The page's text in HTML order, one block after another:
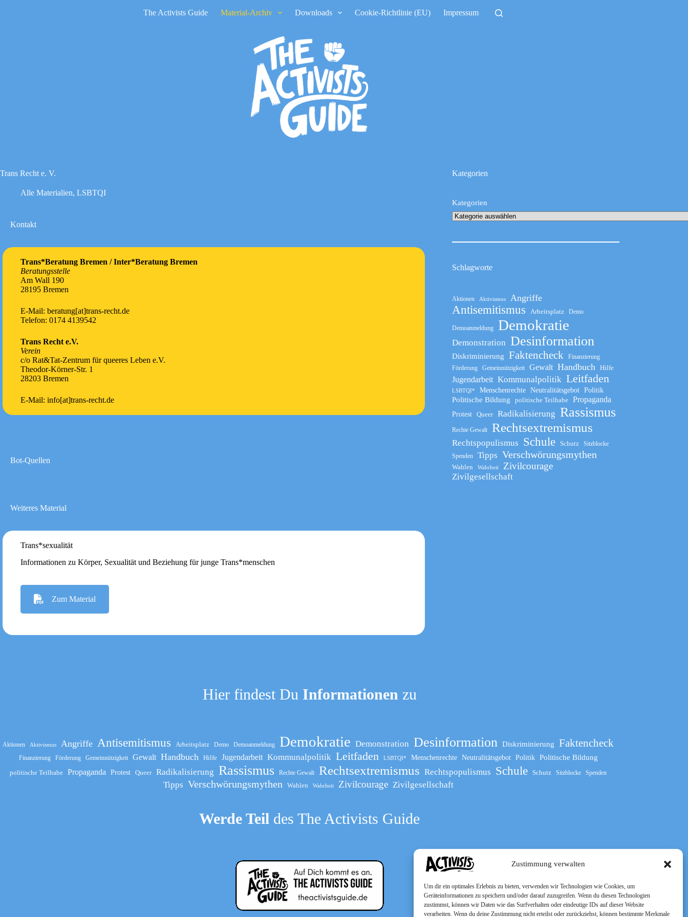
Zustimmung verwalten
Um dir ein optimales Erlebnis zu bieten, verwenden wir Technologien wie Cookies, um
Geräteinformationen zu speichern und/oder darauf zuzugreifen. Wenn du diesen Technologien
zustimmst, können wir Daten wie das Surfverhalten oder eindeutige IDs auf dieser Website
verarbeiten. Wenn du deine Zustimmung nicht erteilst oder zurückziehst, können bestimmte Merkmale
The Activists Guide Material-Archiv Downloads Cookie-Richtlinie (EU) Impressum
Trans Recht e. V.
Alle Materialien, LSBTQI
Kontakt
Trans*Beratung Bremen / Inter*Beratung Bremen
Beratungsstelle
Am Wall 190
28195 Bremen
E-Mail: beratung[at]trans-recht.de
Telefon: 0174 4139542
Trans Recht e.V.
Verein
c/o Rat&Tat-Zentrum für queeres Leben e.V.
Theodor-Körner-Str. 1
28203 Bremen
E-Mail: info[at]trans-recht.de
Bot-Quellen
Weiteres Material
Trans*sexualität
Informationen zu Körper, Sexualität und Beziehung für junge Trans*menschen
Zum Material
Kategorien
Kategorien
Schlagworte
Aktionen Aktivismus Angriffe
Antisemitismus Arbeitsplatz Demo
Demoanmeldung Demokratie
Demonstration Desinformation
Diskriminierung Faktencheck
Finanzierung
Förderung
Gemeinnützigkeit Gewalt Handbuch Hilfe
Jugendarbeit Kommunalpolitik Leitfaden
LSBTQI* Menschenrechte Neutralitätsgebot Politik
Politische Bildung politische Teilhabe Propaganda
Protest Queer Radikalisierung Rassismus
Rechte Gewalt Rechtsextremismus
Rechtspopulismus Schule Schutz
Sitzblocke
Spenden
Tipps Verschwörungsmythen
Wahlen Wahrheit Zivilcourage
Zivilgesellschaft
Hier findest Du Informationen zu
Aktionen Aktivismus Angriffe Antisemitismus Arbeitsplatz Demo Demoanmeldung Demokratie Demonstration Desinformation Diskriminierung Faktencheck
Finanzierung Förderung Gemeinnützigkeit Gewalt Handbuch Hilfe Jugendarbeit Kommunalpolitik Leitfaden LSBTQI* Menschenrechte Neutralitätsgebot Politik Politische Bildung
politische Teilhabe Propaganda Protest Queer Radikalisierung Rassismus Rechte Gewalt Rechtsextremismus Rechtspopulismus Schule Schutz Sitzblocke Spenden
Tipps Verschwörungsmythen Wahlen Wahrheit Zivilcourage Zivilgesellschaft
Werde Teil des The Activists Guide